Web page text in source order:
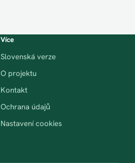
Více
Slovenská verze
O projektu
Kontakt
Ochrana údajů
Nastavení cookies